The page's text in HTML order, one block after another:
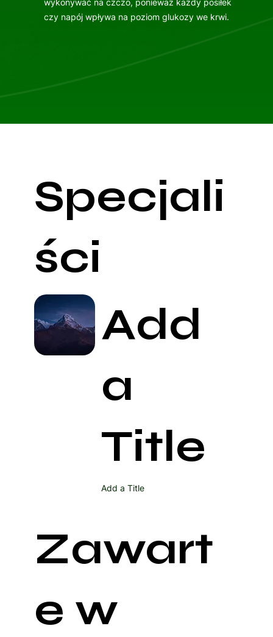
wykonywać na czczo, ponieważ każdy posiłek
czy napój wpływa na poziom glukozy we krwi.
Specjali
ści
Add
a
Title
Add a Title
Zawart
e w